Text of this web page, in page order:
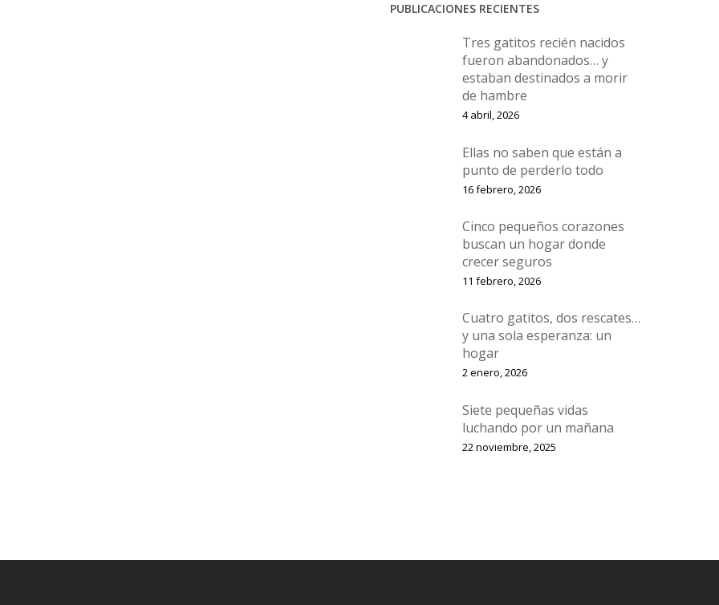
PUBLICACIONES RECIENTES
Tres gatitos recién nacidos
fueron abandonados… y
estaban destinados a morir
de hambre
4 abril, 2026
Ellas no saben que están a
punto de perderlo todo
16 febrero, 2026
Cinco pequeños corazones
buscan un hogar donde
crecer seguros
11 febrero, 2026
Cuatro gatitos, dos rescates…
y una sola esperanza: un
hogar
2 enero, 2026
Siete pequeñas vidas
luchando por un mañana
22 noviembre, 2025